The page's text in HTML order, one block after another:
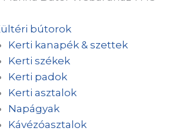
bútorok
Kerti kanapék & szettek
Kerti székek
Kerti padok
Kerti asztalok
Napágyak
Kávézóasztalok